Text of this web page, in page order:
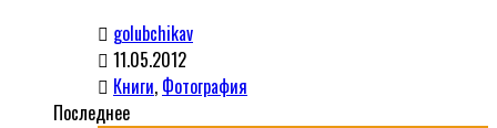
golubchikav
11.05.2012
Книги, Фотография
Последнее